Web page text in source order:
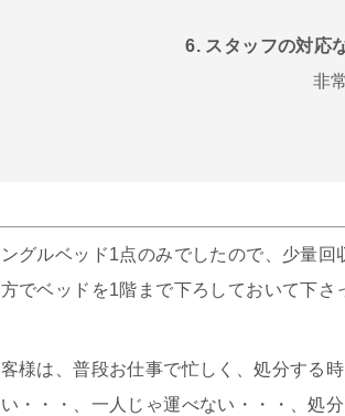
6. スタッフの対応
非
グルベッド1点のみでしたので、少量回
でベッドを1階まで下ろしておいて下
様は、普段お仕事で忙しく、処分する
・・・、一人じゃ運べない・・・、処